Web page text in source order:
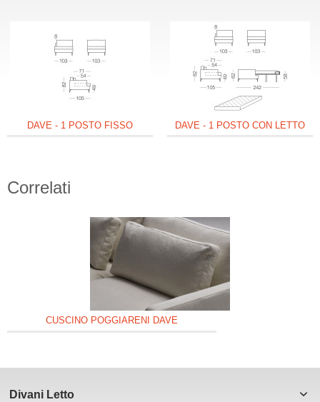
DAVE - 1 POSTO FISSO DAVE - 1 POSTO CON LETTO
Correlati
CUSCINO POGGIARENI DAVE
Divani Letto